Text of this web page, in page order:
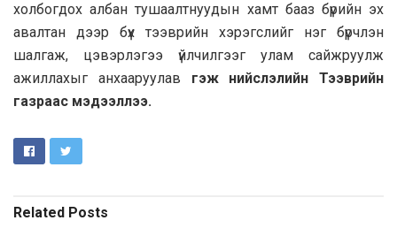
холбогдох албан тушаалтнуудын хамт бааз бүрийн эх
авалтан дээр бүх тээврийн хэрэгслийг нэг бүрчлэн
шалгаж, цэвэрлэгээ үйлчилгээг улам сайжруулж
ажиллахыг анхааруулав гэж нийслэлийн Тээврийн
газраас мэдээллээ.
Related Posts